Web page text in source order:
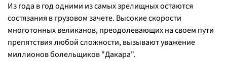
Из года в год одними из самых зрелищных остаются
состязания в грузовом зачете. Высокие скорости
многотонных великанов, преодолевающих на своем пути
препятствия любой сложности, вызывают уважение
миллионов болельщиков "Дакара".